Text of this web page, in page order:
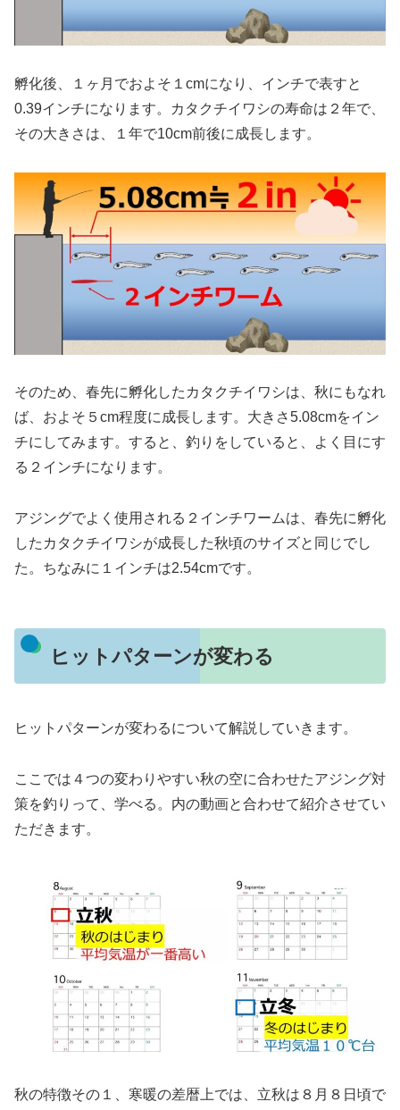
孵化後、１ヶ月でおよそ１cmになり、インチで表すと
0.39インチになります。カタクチイワシの寿命は２年で、
その大きさは、１年で10cm前後に成長します。
そのため、春先に孵化したカタクチイワシは、秋にもなれ
ば、およそ５cm程度に成長します。大きさ5.08cmをイン
チにしてみます。すると、釣りをしていると、よく目にす
る２インチになります。
アジングでよく使用される２インチワームは、春先に孵化
したカタクチイワシが成長した秋頃のサイズと同じでし
た。ちなみに１インチは2.54cmです。
ヒットパターンが変わる
ヒットパターンが変わるについて解説していきます。
ここでは４つの変わりやすい秋の空に合わせたアジング対
策を釣りって、学べる。内の動画と合わせて紹介させてい
ただきます。
秋の特徴その１、寒暖の差暦上では、立秋は８月８日頃で